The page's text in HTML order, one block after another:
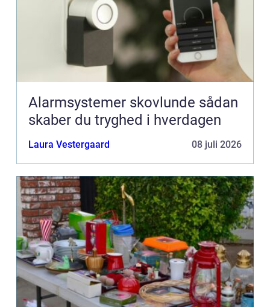
Alarmsystemer skovlunde sådan
skaber du tryghed i hverdagen
Laura Vestergaard 08 juli 2026